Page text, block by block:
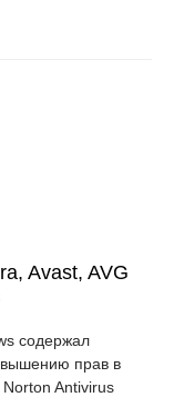
Avast, AVG
содержал
прав в
Antivirus